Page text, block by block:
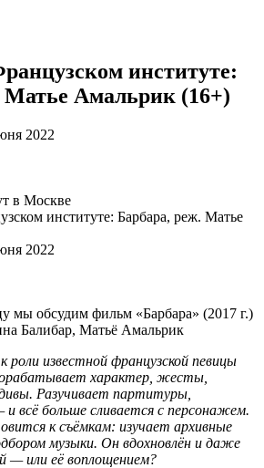
институте:
Матье Амальрик (16+)
2022
в Москве
2022
обсудим фильм «Барбара» (2017 г.)
Балибар, Матьё Амальрик
известной французской певицы
характер, жесты,
Разучивает партитуры,
всё больше сливается с персонажем.
к съёмкам: изучает архивные
музыки. Он вдохновлён и даже
— или её воплощением?